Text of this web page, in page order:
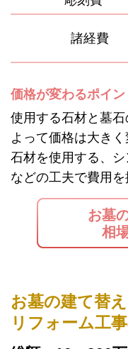
諸経費
価格が変わるポイン
使用する石材と墓
よって価格は大き
石材を使用する、
などの工夫で費用を
お墓
相
お墓の建て替え
リフォーム工事